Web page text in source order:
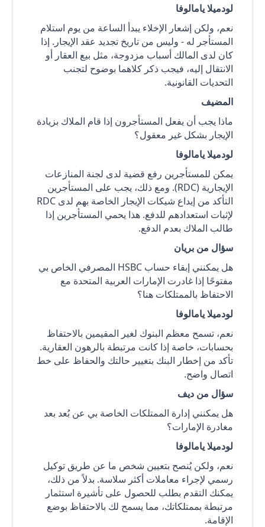
لودميلا يامالوفا
نعم، ولكن إشعار الإخلاء يبدأ الساعة من يوم استلام
المستأجر له - وليس من تاريخ تجديد عقد الإيجار. إذا
كان لدى المالك أسباب مزدوجة، مثل بيع العقار أو
الانتقال إليه، فيجب ذكر كلاهما بوضوح لتجنب
التحديات القانونية.
المضيف
ماذا يجب أن يفعل المستأجرون إذا قام الملاك بزيادة
الإيجار بشكل غير معقول؟
لودميلا يامالوفا
يمكن للمستأجرين رفع قضية لدى لجنة المنازعات
الإيجارية (RDC). ومع ذلك، يجب على المستأجرين
التأكد من إيداع شيكات الإيجار الخاصة بهم لدى RDC
لإثبات استعدادهم للدفع. هذا يحمي المستأجرين إذا
طالب الملاك بعدم الدفع.
سؤال من بريان
هل يمكنني إبقاء حساب HSBC المصرفي الخاص بي
مفتوحًا إذا غادرت الإمارات العربية المتحدة مع
الاحتفاظ بالممتلكات هنا؟
لودميلا يامالوفا
نعم، تسمح معظم البنوك لغير المقيمين بالاحتفاظ
بحسابات، خاصة إذا كانت مرتبطة بالرهون العقارية.
تأكد من إخطار البنك بتغيير حالتك والحفاظ على خط
اتصال واضح.
سؤال من ديف
هل يمكنني إدارة الممتلكات الخاصة بي عن بُعد بعد
مغادرة الإمارات؟
لودميلا يامالوفا
نعم، ولكن يُنصح بتعيين شخص ما عن طريق توكيل
رسمي لإجراء معاملات أكثر سلاسة. بدلاً من ذلك،
يمكنك التقدم بطلب للحصول على تأشيرة استثمار
مرتبطة بممتلكاتك، مما يسمح لك بالاحتفاظ بوضع
الإقامة.